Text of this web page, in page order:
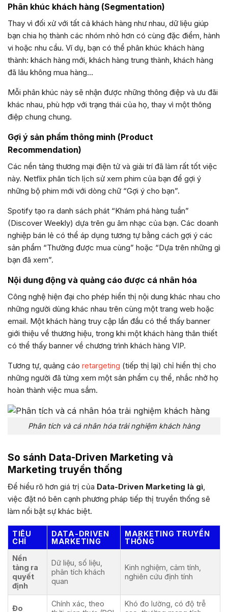
Phân khúc khách hàng (Segmentation)
Thay vì đối xử với tất cả khách hàng như nhau, dữ liệu giúp
bạn chia họ thành các nhóm nhỏ hơn có cùng đặc điểm, hành
vi hoặc nhu cầu. Ví dụ, bạn có thể phân khúc khách hàng
thành: khách hàng mới, khách hàng trung thành, khách hàng
đã lâu không mua hàng…
Mỗi phân khúc này sẽ nhận được những thông điệp và ưu đãi
khác nhau, phù hợp với trạng thái của họ, thay vì một thông
điệp chung chung.
Gợi ý sản phẩm thông minh (Product
Recommendation)
Các nền tảng thương mại điện tử và giải trí đã làm rất tốt việc
này. Netflix phân tích lịch sử xem phim của bạn để gợi ý
những bộ phim mới với dòng chữ “Gợi ý cho bạn”.
Spotify tạo ra danh sách phát “Khám phá hàng tuần”
(Discover Weekly) dựa trên gu âm nhạc của bạn. Các doanh
nghiệp bán lẻ có thể áp dụng tương tự bằng cách gợi ý các
sản phẩm “Thường được mua cùng” hoặc “Dựa trên những gì
bạn đã xem”.
Nội dung động và quảng cáo được cá nhân hóa
Công nghệ hiện đại cho phép hiển thị nội dung khác nhau cho
những người dùng khác nhau trên cùng một trang web hoặc
email. Một khách hàng truy cập lần đầu có thể thấy banner
giới thiệu về thương hiệu, trong khi một khách hàng thân thiết
có thể thấy banner về chương trình khách hàng VIP.
Tương tự, quảng cáo retargeting (tiếp thị lại) chỉ hiển thị cho
những người đã từng xem một sản phẩm cụ thể, nhắc nhở họ
hoàn thành việc mua sắm.
Phân tích và cá nhân hóa trải nghiệm khách hàng
So sánh Data-Driven Marketing và
Marketing truyền thống
Để hiểu rõ hơn giá trị của Data-Driven Marketing là gì,
việc đặt nó bên cạnh phương pháp tiếp thị truyền thống sẽ
làm nổi bật sự khác biệt.
TIÊU
CHÍ
DATA-DRIVEN
MARKETING
MARKETING TRUYỀN
THỐNG
Nền
tảng ra
quyết
định
Dữ liệu, số liệu,
phân tích khách
quan
Kinh nghiệm, cảm tính,
nghiên cứu định tính
Đo
Chính xác, theo
Khó đo lường, có độ trễ